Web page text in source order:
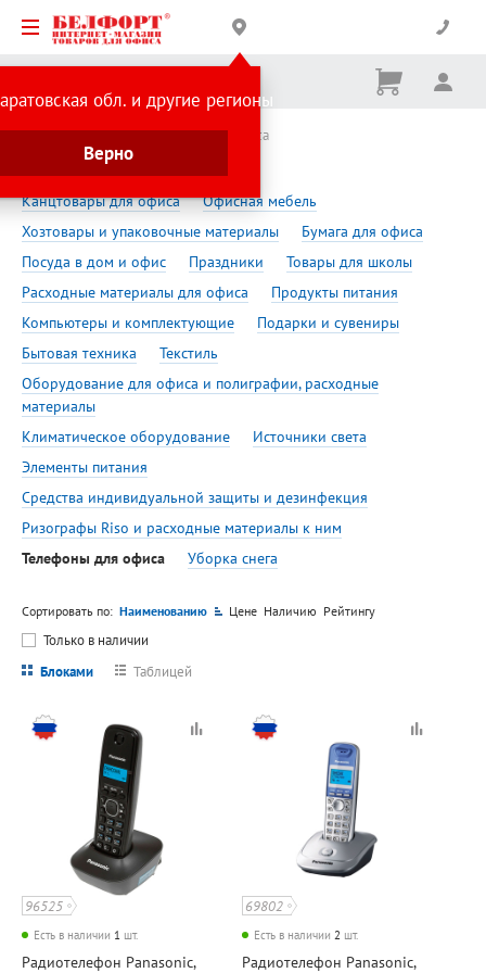
обл. и другие регионы
Верно
Корзина
Ничего
Сделано в России Телефоны для офиса
Телефоны для офиса
Канцтовары для офиса
Офисная мебель
Хозтовары и упаковочные материалы
Бумага для офиса
Посуда в дом и офис
Праздники
Товары для школы
Расходные материалы для офиса
Продукты питания
Компьютеры и комплектующие
Подарки и сувениры
Бытовая техника
Текстиль
Оборудование для офиса и полиграфии, расходные
материалы
Климатическое оборудование
Источники света
Элементы питания
Средства индивидуальной защиты и дезинфекция
Ризографы Riso и расходные материалы к ним
Телефоны для офиса
Уборка снега
Сортировать по: Наименованию Цене Наличию Рейтингу
Только в наличии
Блоками
Таблицей
96525
Есть в наличии 1 шт.
Радиотелефон Panasonic,
69802
Есть в наличии 2 шт.
Радиотелефон Panasonic,